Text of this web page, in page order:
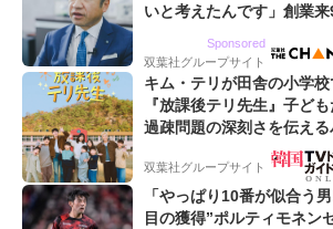
いと考えたんです」創業
Sponsored
双葉社グループサイト
キム・テリが田舎の小学
『放課後テリ先生』子ど
過疎問題の深刻さを伝え
双葉社グループサイト
「やっぱり10番が似合う
目の獲得”ポルティモネン